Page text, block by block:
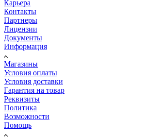
Карьера
Контакты
Партнеры
Лицензии
Документы
Информация
Магазины
Условия оплаты
Условия доставки
Гарантия на товар
Реквизиты
Политика
Возможности
Помощь